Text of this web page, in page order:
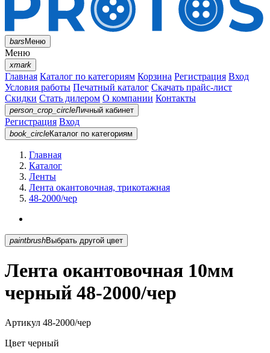
barsМеню
Меню
xmark
Главная Каталог по категориям Корзина Регистрация Вход
Условия работы Печатный каталог Скачать прайс-лист
Скидки Стать дилером О компании Контакты
person_crop_circleЛичный кабинет
Регистрация Вход
book_circleКаталог по категориям
Главная
Каталог
Ленты
Лента окантовочная, трикотажная
48-2000/чер
paintbrush Выбрать другой цвет
Лента окантовочная 10мм
черный 48-2000/чер
Артикул 48-2000/чер
Цвет черный